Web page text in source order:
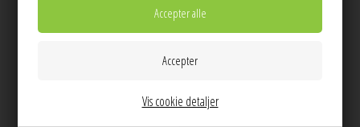
Vis cookie detaljer
Stripes/Thin Beige Object
Lisa wide buks Medium Grey
Melange Object